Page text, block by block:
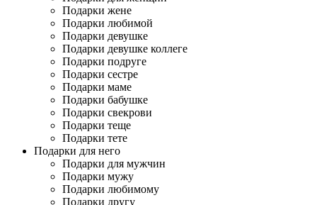
Подарки жене
Подарки любимой
Подарки девушке
Подарки девушке коллеге
Подарки подруге
Подарки сестре
Подарки маме
Подарки бабушке
Подарки свекрови
Подарки теще
Подарки тете
Подарки для него
Подарки для мужчин
Подарки мужу
Подарки любимому
Подарки другу